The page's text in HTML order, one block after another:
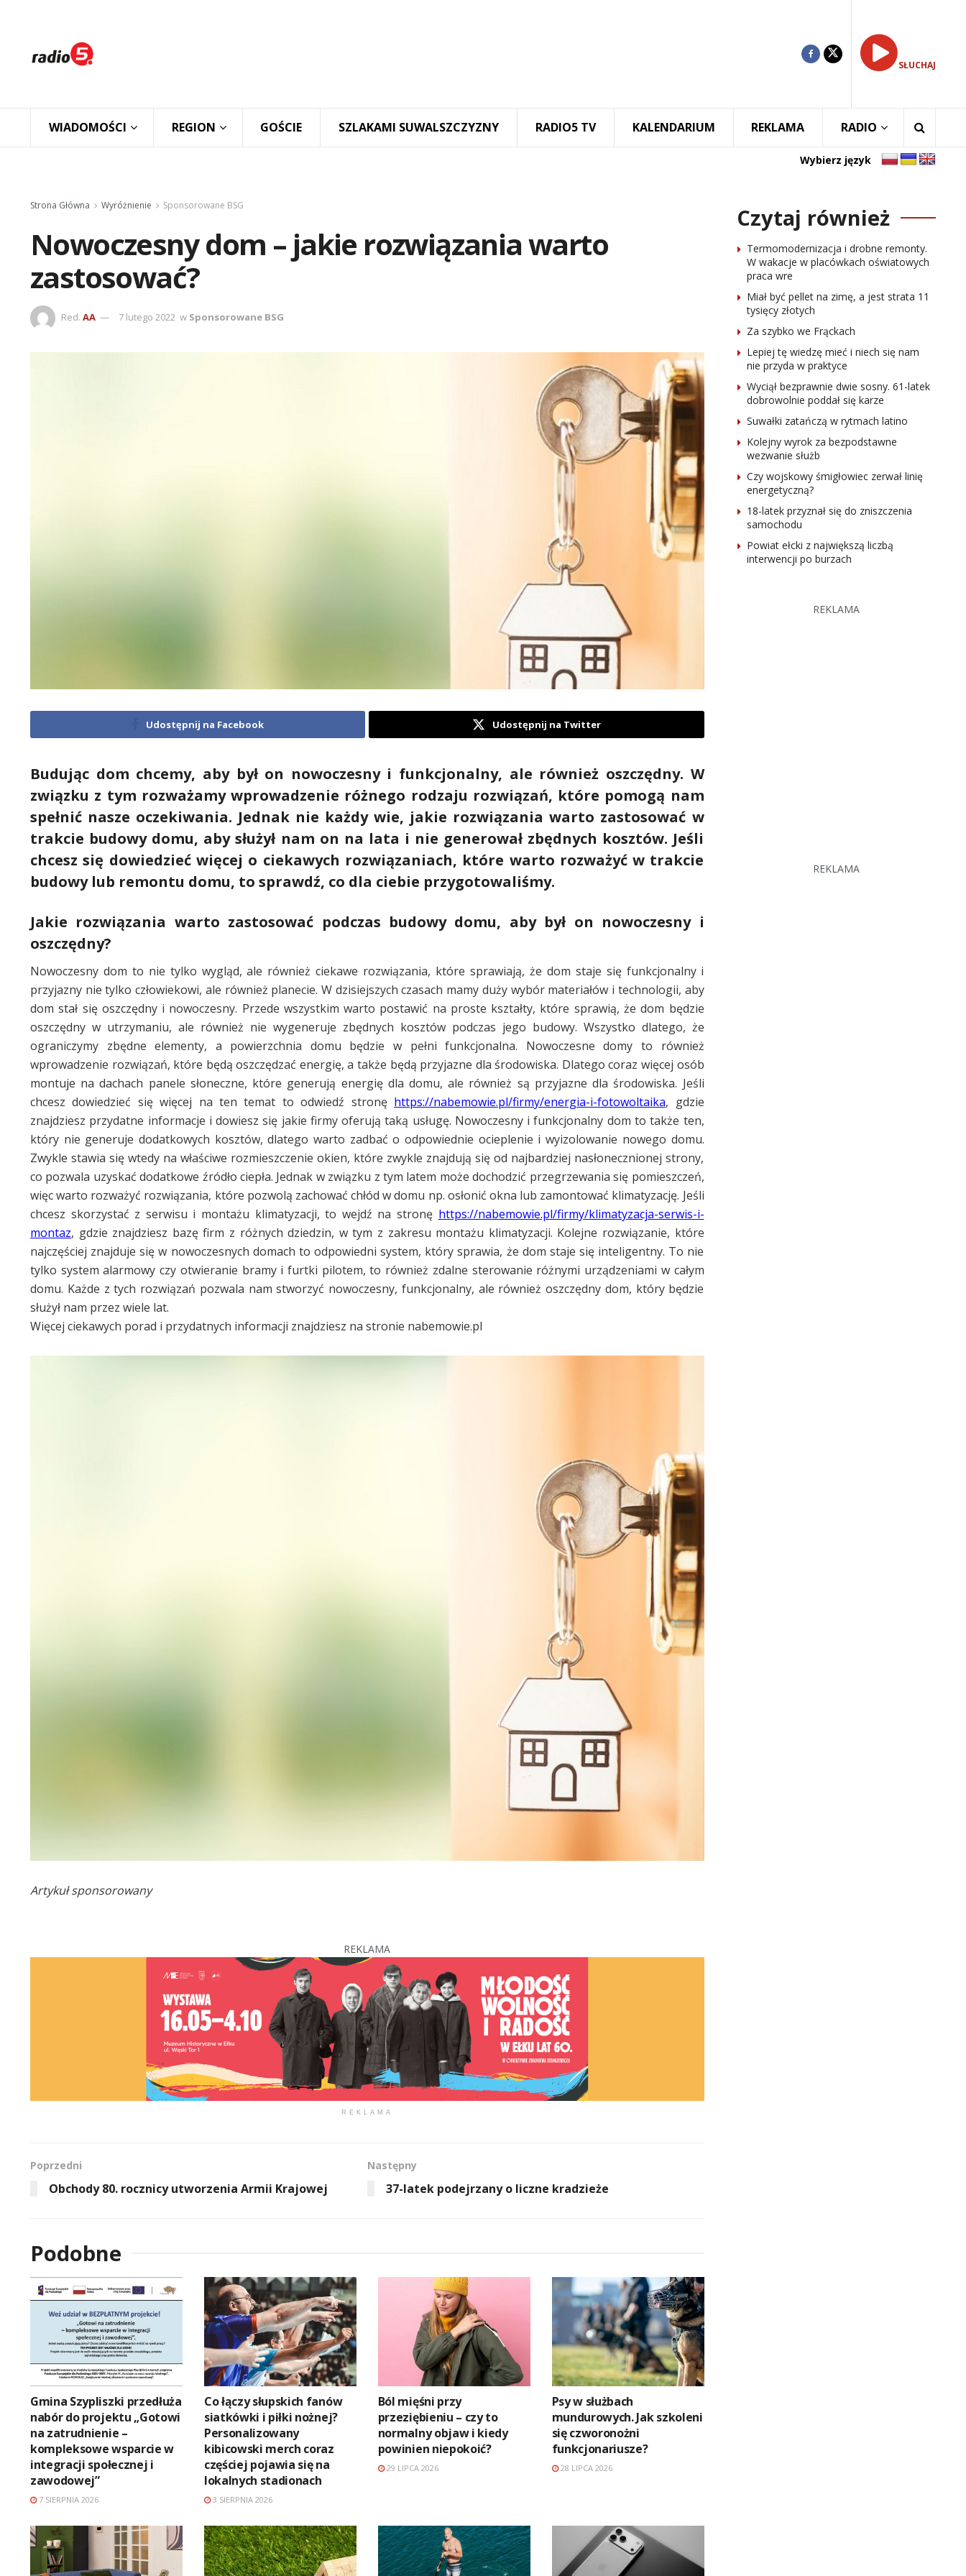
SŁUCHAJ
WIADOMOŚCI REGION GOŚCIE SZLAKAMI SUWALSZCZYZNY RADIO5 TV KALENDARIUM REKLAMA RADIO
Wybierz język
Strona Główna Wyróżnienie Sponsorowane BSG
Nowoczesny dom – jakie rozwiązania warto
zastosować?
Red. AA 7 lutego 2022 w Sponsorowane BSG
Udostępnij na Facebook Udostępnij na Twitter
Budując dom chcemy, aby był on nowoczesny i funkcjonalny, ale również oszczędny. W
związku z tym rozważamy wprowadzenie różnego rodzaju rozwiązań, które pomogą nam
spełnić nasze oczekiwania. Jednak nie każdy wie, jakie rozwiązania warto zastosować w
trakcie budowy domu, aby służył nam on na lata i nie generował zbędnych kosztów. Jeśli
chcesz się dowiedzieć więcej o ciekawych rozwiązaniach, które warto rozważyć w trakcie
budowy lub remontu domu, to sprawdź, co dla ciebie przygotowaliśmy.
Jakie rozwiązania warto zastosować podczas budowy domu, aby był on nowoczesny i
oszczędny?
Nowoczesny dom to nie tylko wygląd, ale również ciekawe rozwiązania, które sprawiają, że dom staje się funkcjonalny i
przyjazny nie tylko człowiekowi, ale również planecie. W dzisiejszych czasach mamy duży wybór materiałów i technologii, aby
dom stał się oszczędny i nowoczesny. Przede wszystkim warto postawić na proste kształty, które sprawią, że dom będzie
oszczędny w utrzymaniu, ale również nie wygeneruje zbędnych kosztów podczas jego budowy. Wszystko dlatego, że
ograniczymy zbędne elementy, a powierzchnia domu będzie w pełni funkcjonalna. Nowoczesne domy to również
wprowadzenie rozwiązań, które będą oszczędzać energię, a także będą przyjazne dla środowiska. Dlatego coraz więcej osób
montuje na dachach panele słoneczne, które generują energię dla domu, ale również są przyjazne dla środowiska. Jeśli
chcesz dowiedzieć się więcej na ten temat to odwiedź stronę https://nabemowie.pl/firmy/energia-i-fotowoltaika, gdzie
znajdziesz przydatne informacje i dowiesz się jakie firmy oferują taką usługę. Nowoczesny i funkcjonalny dom to także ten,
który nie generuje dodatkowych kosztów, dlatego warto zadbać o odpowiednie ocieplenie i wyizolowanie nowego domu.
Zwykle stawia się wtedy na właściwe rozmieszczenie okien, które zwykle znajdują się od najbardziej nasłonecznionej strony,
co pozwala uzyskać dodatkowe źródło ciepła. Jednak w związku z tym latem może dochodzić przegrzewania się pomieszczeń,
więc warto rozważyć rozwiązania, które pozwolą zachować chłód w domu np. osłonić okna lub zamontować klimatyzację. Jeśli
chcesz skorzystać z serwisu i montażu klimatyzacji, to wejdź na stronę https://nabemowie.pl/firmy/klimatyzacja-serwis-i-
montaz, gdzie znajdziesz bazę firm z różnych dziedzin, w tym z zakresu montażu klimatyzacji. Kolejne rozwiązanie, które
najczęściej znajduje się w nowoczesnych domach to odpowiedni system, który sprawia, że dom staje się inteligentny. To nie
tylko system alarmowy czy otwieranie bramy i furtki pilotem, to również zdalne sterowanie różnymi urządzeniami w całym
domu. Każde z tych rozwiązań pozwala nam stworzyć nowoczesny, funkcjonalny, ale również oszczędny dom, który będzie
służył nam przez wiele lat.
Więcej ciekawych porad i przydatnych informacji znajdziesz na stronie nabemowie.pl
Artykuł sponsorowany
REKLAMA
REKLAMA
Poprzedni
Obchody 80. rocznicy utworzenia Armii Krajowej
Następny
37-latek podejrzany o liczne kradzieże
Podobne
Gmina Szypliszki przedłuża
nabór do projektu „Gotowi
na zatrudnienie –
kompleksowe wsparcie w
integracji społecznej i
zawodowej”
7 SIERPNIA 2026
Co łączy słupskich fanów
siatkówki i piłki nożnej?
Personalizowany
kibicowski merch coraz
częściej pojawia się na
lokalnych stadionach
3 SIERPNIA 2026
Ból mięśni przy
przeziębieniu – czy to
normalny objaw i kiedy
powinien niepokoić?
29 LIPCA 2026
Psy w służbach
mundurowych. Jak szkoleni
się czworonożni
funkcjonariusze?
28 LIPCA 2026
Czytaj również
Termomodernizacja i drobne remonty.
W wakacje w placówkach oświatowych
praca wre
Miał być pellet na zimę, a jest strata 11
tysięcy złotych
Za szybko we Frąckach
Lepiej tę wiedzę mieć i niech się nam
nie przyda w praktyce
Wyciął bezprawnie dwie sosny. 61-latek
dobrowolnie poddał się karze
Suwałki zatańczą w rytmach latino
Kolejny wyrok za bezpodstawne
wezwanie służb
Czy wojskowy śmigłowiec zerwał linię
energetyczną?
18-latek przyznał się do zniszczenia
samochodu
Powiat ełcki z największą liczbą
interwencji po burzach
REKLAMA
REKLAMA